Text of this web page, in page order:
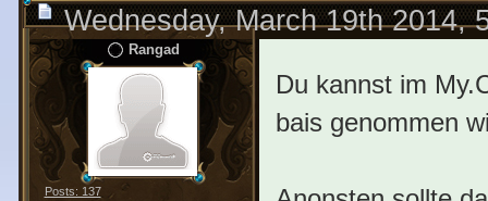
Wednesday, March 19th 2014,
Rangad
Posts: 137
Du kannst im
bais genommen